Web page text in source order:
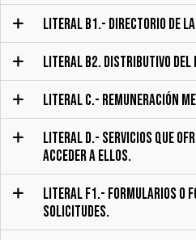
LITERAL B1.- DIRECTORIO DE
LITERAL B2. DISTRIBUTIVO DEL
LITERAL C.- REMUNERACIÓN
LITERAL D.- SERVICIOS QUE
ACCEDER A ELLOS.
LITERAL F1.- FORMULARIOS O
SOLICITUDES.